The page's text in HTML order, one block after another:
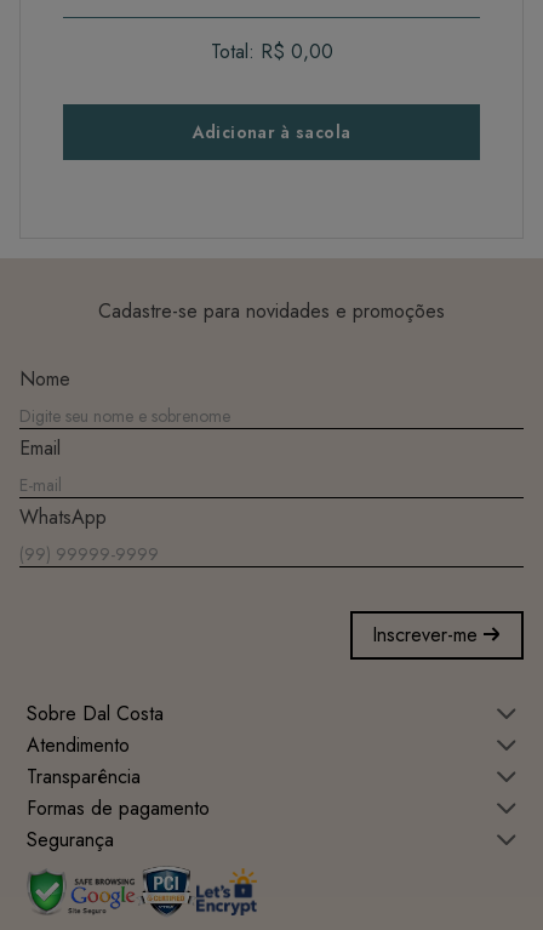
Total: R$ 0,00
Adicionar à sacola
Cadastre-se para novidades e promoções
Nome
Email
WhatsApp
Inscrever-me
Sobre Dal Costa
Atendimento
Transparência
Formas de pagamento
Segurança